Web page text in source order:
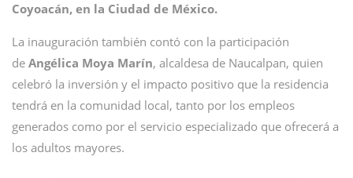
Coyoacán, en la Ciudad de México.
La inauguración también contó con la participación
de Angélica Moya Marín, alcaldesa de Naucalpan, quien
celebró la inversión y el impacto positivo que la residencia
tendrá en la comunidad local, tanto por los empleos
generados como por el servicio especializado que ofrecerá a
los adultos mayores.